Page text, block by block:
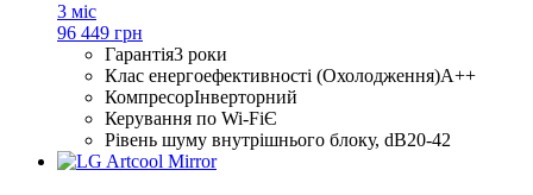
3 міс
96 449 грн
Гарантія3 роки
Клас енергоефективності (Охолодження)A++
КомпресорІнверторний
Керування по Wi-FiЄ
Рівень шуму внутрішнього блоку, dB20-42